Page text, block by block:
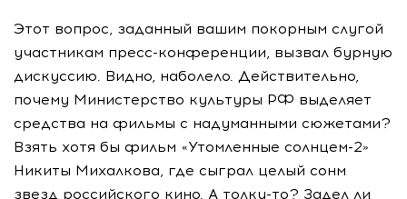
Этот вопрос, заданный вашим покорным слугой
участникам пресс-конференции, вызвал бурную
дискуссию. Видно, наболело. Действительно,
почему Министерство культуры РФ выделяет
средства на фильмы с надуманными сюжетами?
Взять хотя бы фильм «Утомленные солнцем-2»
Никиты Михалкова, где сыграл целый сонм
звезд российского кино. А толку-то? Задел ли